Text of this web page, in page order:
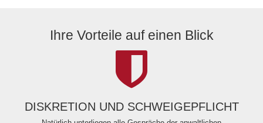
Ihre Vorteile auf einen Blick
DISKRETION UND SCHWEIGEPFLICHT